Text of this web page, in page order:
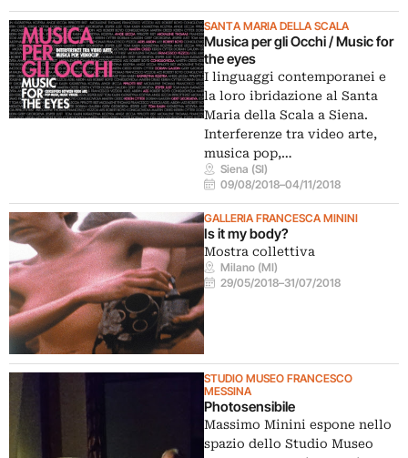
SANTA MARIA DELLA SCALA
Musica per gli Occhi / Music for
the eyes
I linguaggi contemporanei e
la loro ibridazione al Santa
Maria della Scala a Siena.
Interferenze tra video arte,
musica pop,…
Siena (SI)
09/08/2018–04/11/2018
GALLERIA FRANCESCA MININI
Is it my body?
Mostra collettiva
Milano (MI)
29/05/2018–31/07/2018
STUDIO MUSEO FRANCESCO
MESSINA
Photosensibile
Massimo Minini espone nello
spazio dello Studio Museo